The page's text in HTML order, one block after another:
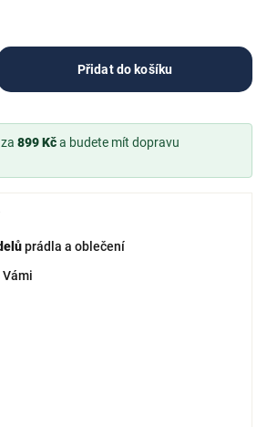
Přidat do košíku
899 Kča budete mít dopravu
prádla a oblečení
Vámi